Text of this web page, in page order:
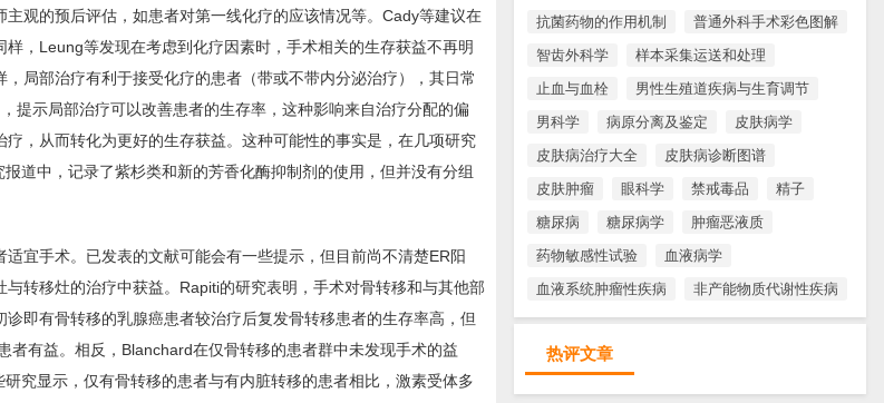
抗菌药物的作用机制
普通外科手术彩色图解
智齿外科学
样本采集运送和处理
止血与血栓
男性生殖道疾病与生育调节
男科学
病原分离及鉴定
皮肤病学
皮肤病治疗大全
皮肤病诊断图谱
皮肤肿瘤
眼科学 禁戒毒品
精子
糖尿病
糖尿病学
肿瘤恶液质
药物敏感性试验
血液病学
血液系统肿瘤性疾病
非产能物质代谢性疾病
热评文章
观的预后评估，如患者对第一线化疗的应该情况等。Cady等建议在
，Leung等发现在考虑到化疗因素时，手术相关的生存获益不再明
局部治疗有利于接受化疗的患者（带或不带内分泌治疗），其日常
提示局部治疗可以改善患者的生存率，这种影响来自治疗分配的偏
，从而转化为更好的生存获益。这种可能性的事实是，在几项研究
道中，记录了紫杉类和新的芳香化酶抑制剂的使用，但并没有分组
宜手术。已发表的文献可能会有一些提示，但目前尚不清楚ER阳
转移灶的治疗中获益。Rapiti的研究表明，手术对骨转移和与其他部
即有骨转移的乳腺癌患者较治疗后复发骨转移患者的生存率高，但
有益。相反，Blanchard在仅骨转移的患者群中未发现手术的益
究显示，仅有骨转移的患者与有内脏转移的患者相比，激素受体多